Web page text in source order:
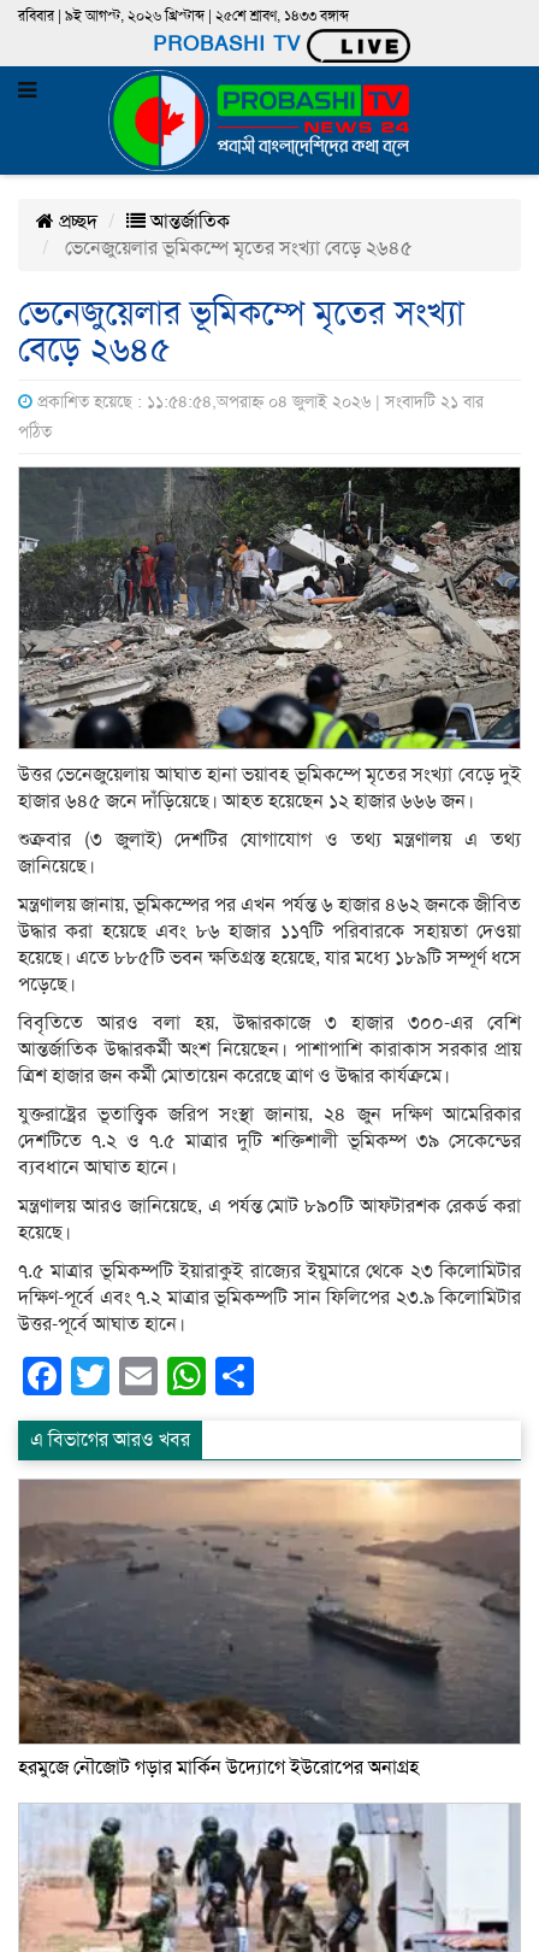
রবিবার | ৯ই আগস্ট, ২০২৬ খ্রিস্টাব্দ | ২৫শে শ্রাবণ, ১৪৩৩ বঙ্গাব্দ
PROBASHI TV
প্রচ্ছদ
আন্তর্জাতিক
ভেনেজুয়েলার ভূমিকম্পে মৃতের সংখ্যা বেড়ে ২৬৪৫
ভেনেজুয়েলার ভূমিকম্পে মৃতের সংখ্যা
বেড়ে ২৬৪৫
প্রকাশিত হয়েছে : ১১:৫৪:৫৪,অপরাহ্ন ০৪ জুলাই ২০২৬ | সংবাদটি ২১ বার
পঠিত
উত্তর ভেনেজুয়েলায় আঘাত হানা ভয়াবহ ভূমিকম্পে মৃতের সংখ্যা বেড়ে দুই
হাজার ৬৪৫ জনে দাঁড়িয়েছে। আহত হয়েছেন ১২ হাজার ৬৬৬ জন।
শুক্রবার (৩ জুলাই) দেশটির যোগাযোগ ও তথ্য মন্ত্রণালয় এ তথ্য
জানিয়েছে।
মন্ত্রণালয় জানায়, ভূমিকম্পের পর এখন পর্যন্ত ৬ হাজার ৪৬২ জনকে জীবিত
উদ্ধার করা হয়েছে এবং ৮৬ হাজার ১১৭টি পরিবারকে সহায়তা দেওয়া
হয়েছে। এতে ৮৮৫টি ভবন ক্ষতিগ্রস্ত হয়েছে, যার মধ্যে ১৮৯টি সম্পূর্ণ ধসে
পড়েছে।
বিবৃতিতে আরও বলা হয়, উদ্ধারকাজে ৩ হাজার ৩০০-এর বেশি
আন্তর্জাতিক উদ্ধারকর্মী অংশ নিয়েছেন। পাশাপাশি কারাকাস সরকার প্রায়
ত্রিশ হাজার জন কর্মী মোতায়েন করেছে ত্রাণ ও উদ্ধার কার্যক্রমে।
যুক্তরাষ্ট্রের ভূতাত্ত্বিক জরিপ সংস্থা জানায়, ২৪ জুন দক্ষিণ আমেরিকার
দেশটিতে ৭.২ ও ৭.৫ মাত্রার দুটি শক্তিশালী ভূমিকম্প ৩৯ সেকেন্ডের
ব্যবধানে আঘাত হানে।
মন্ত্রণালয় আরও জানিয়েছে, এ পর্যন্ত মোট ৮৯০টি আফটারশক রেকর্ড করা
হয়েছে।
৭.৫ মাত্রার ভূমিকম্পটি ইয়ারাকুই রাজ্যের ইয়ুমারে থেকে ২৩ কিলোমিটার
দক্ষিণ-পূর্বে এবং ৭.২ মাত্রার ভূমিকম্পটি সান ফিলিপের ২৩.৯ কিলোমিটার
উত্তর-পূর্বে আঘাত হানে।
Facebook
Twitter
EmailWhatsApp
এ বিভাগের আরও খবর
হরমুজে নৌজোট গড়ার মার্কিন উদ্যোগে ইউরোপের অনাগ্রহ